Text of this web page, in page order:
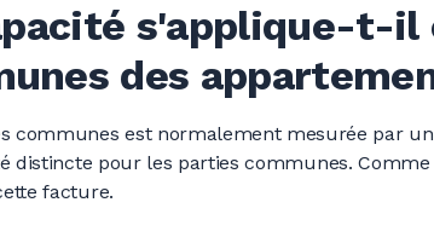
s'applique-t-il
des
communes est normalement mesurée par
distincte pour les parties communes.
facture.